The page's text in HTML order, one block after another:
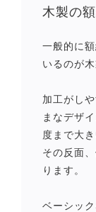
木製の
一般的に
いるのが木
加工がし
まなデザ
度まで大
その反面
ります。
ベーシッ